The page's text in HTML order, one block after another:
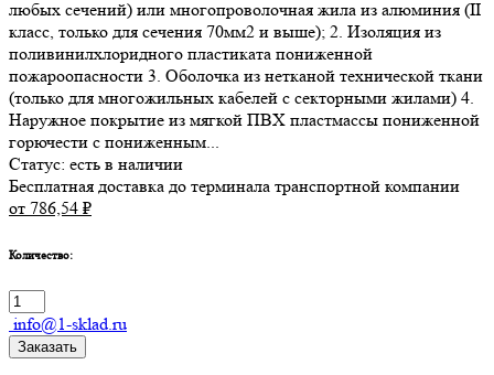
любых сечений) или многопроволочная жила из алюминия (II
класс, только для сечения 70мм2 и выше); 2. Изоляция из
поливинилхлоридного пластиката пониженной
пожароопасности 3. Оболочка из нетканой технической ткани
(только для многожильных кабелей с секторными жилами) 4.
Наружное покрытие из мягкой ПВХ пластмассы пониженной
горючести с пониженным...
Статус: есть в наличии
Бесплатная доставка до терминала транспортной компании
от 786,54 ₽
Количество:
info@1-sklad.ru
Заказать